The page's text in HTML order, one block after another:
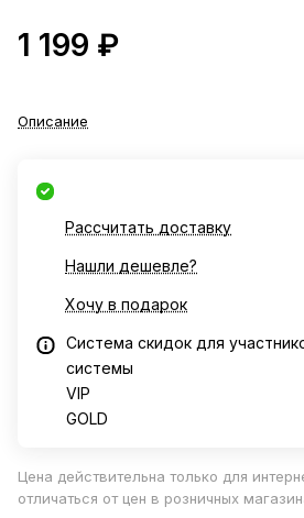
1 199 ₽
Описание
Рассчитать доставку
Нашли дешевле?
Хочу в подарок
Система скидок для
системы
VIP
GOLD
Цена действительна только для
отличаться от цен в розничных